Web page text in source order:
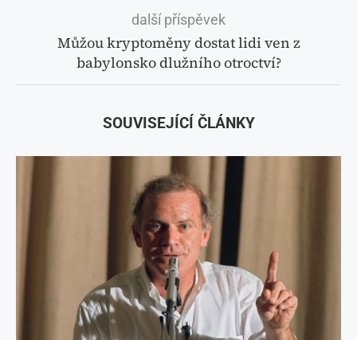
další příspěvek
Můžou kryptoměny dostat lidi ven z
babylonsko dlužního otroctví?
SOUVISEJÍCÍ ČLÁNKY